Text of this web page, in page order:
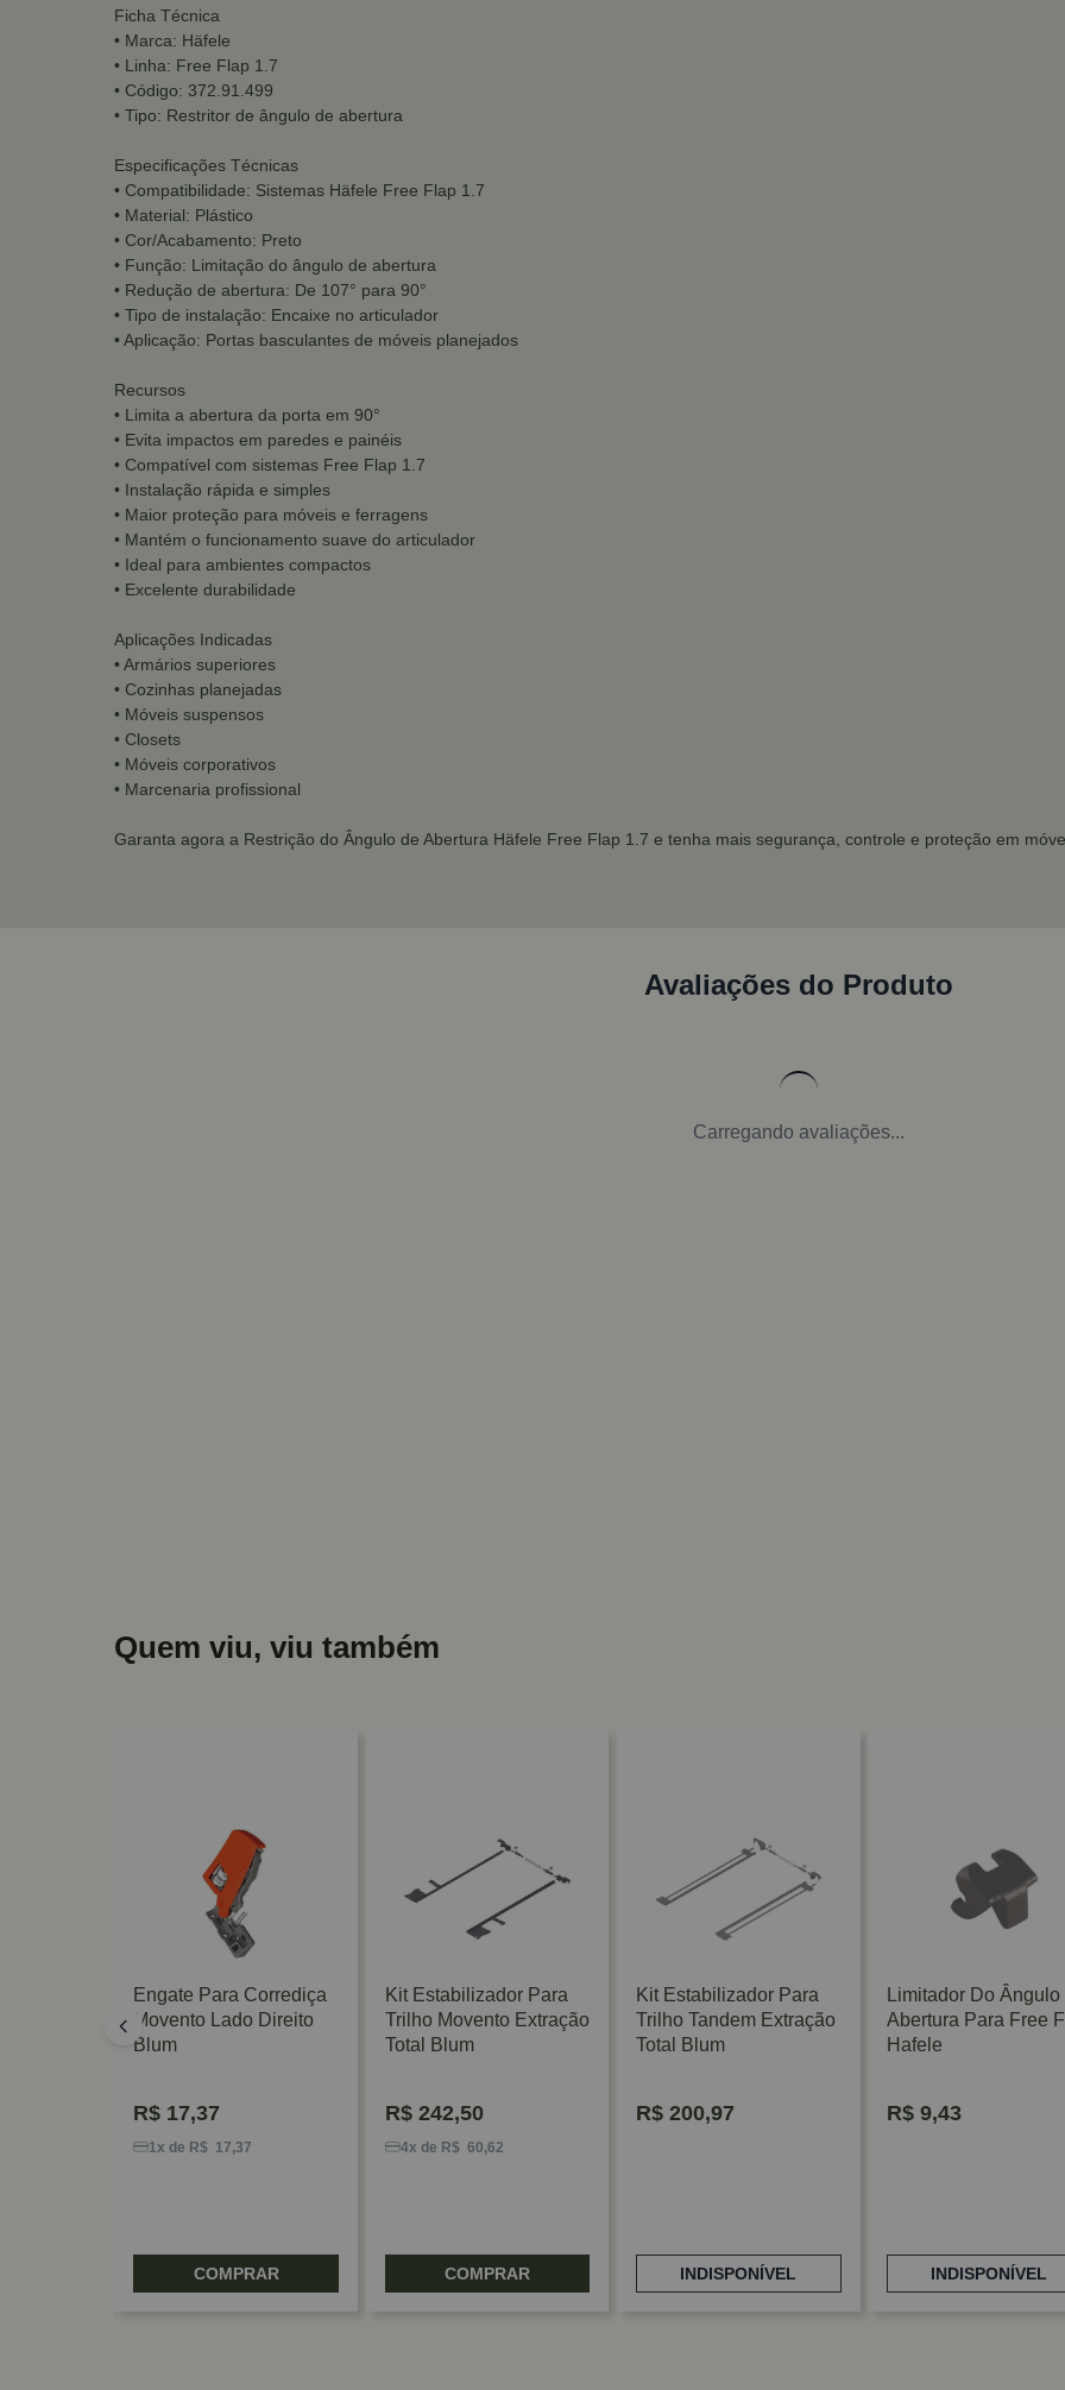
Ficha Técnica
• Marca: Häfele
• Linha: Free Flap 1.7
• Código: 372.91.499
• Tipo: Restritor de ângulo de abertura
Especificações Técnicas
• Compatibilidade: Sistemas Häfele Free Flap 1.7
• Material: Plástico
• Cor/Acabamento: Preto
• Função: Limitação do ângulo de abertura
• Redução de abertura: De 107° para 90°
• Tipo de instalação: Encaixe no articulador
• Aplicação: Portas basculantes de móveis planejados
Recursos
• Limita a abertura da porta em 90°
• Evita impactos em paredes e painéis
• Compatível com sistemas Free Flap 1.7
• Instalação rápida e simples
• Maior proteção para móveis e ferragens
• Mantém o funcionamento suave do articulador
• Ideal para ambientes compactos
• Excelente durabilidade
Aplicações Indicadas
• Armários superiores
• Cozinhas planejadas
• Móveis suspensos
• Closets
• Móveis corporativos
• Marcenaria profissional
Garanta agora a Restrição do Ângulo de Abertura Häfele Free Flap 1.7 e tenha mais segurança, controle e proteção em
Avaliações do Produto
Carregando avaliações...
Quem viu, viu também
Engate Para Corrediça
Movento Lado Direito
Blum
R$ 17,37
1x de R$ 17,37
COMPRAR
Kit Estabilizador Para
Trilho Movento Extração
Total Blum
R$242,50
4x de R$ 60,62
COMPRAR
Kit Estabilizador Para
Trilho Tandem Extração
Total Blum
R$200,97
INDISPONÍVEL
Limitador Do Ângulo
Abertura Para Free
Hafele
R$9,43
INDISPONÍVEL